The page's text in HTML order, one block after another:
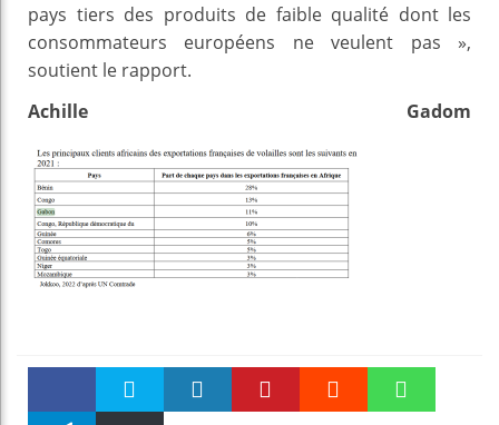
pays tiers des produits de faible qualité dont les
consommateurs européens ne veulent pas »,
soutient le rapport.
Achille Gadom